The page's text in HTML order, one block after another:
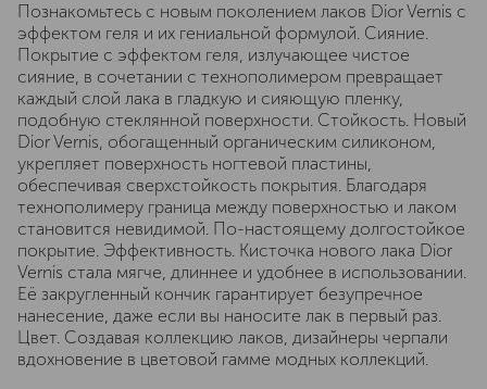
Познакомьтесь с новым поколением лаков Dior Vernis с
эффектом геля и их гениальной формулой. Сияние.
Покрытие с эффектом геля, излучающее чистое
сияние, в сочетании с технополимером превращает
каждый слой лака в гладкую и сияющую пленку,
подобную стеклянной поверхности. Стойкость. Новый
Dior Vernis, обогащенный органическим силиконом,
укрепляет поверхность ногтевой пластины,
обеспечивая сверхстойкость покрытия. Благодаря
технополимеру граница между поверхностью и лаком
становится невидимой. По-настоящему долгостойкое
покрытие. Эффективность. Кисточка нового лака Dior
Vernis стала мягче, длиннее и удобнее в использовании.
Её закругленный кончик гарантирует безупречное
нанесение, даже если вы наносите лак в первый раз.
Цвет. Создавая коллекцию лаков, дизайнеры черпали
вдохновение в цветовой гамме модных коллекций.